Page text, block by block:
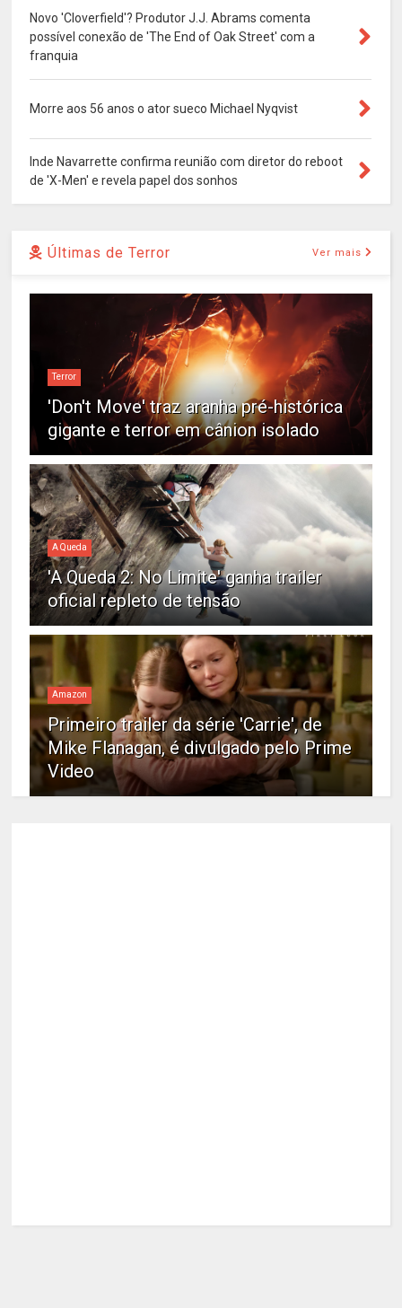
Novo 'Cloverfield'? Produtor J.J. Abrams comenta
possível conexão de 'The End of Oak Street' com a
franquia
Morre aos 56 anos o ator sueco Michael Nyqvist
Inde Navarrette confirma reunião com diretor do reboot
de 'X-Men' e revela papel dos sonhos
Últimas de Terror Ver mais
Terror
'Don't Move' traz aranha pré-histórica
gigante e terror em cânion isolado
A Queda
'A Queda 2: No Limite' ganha trailer
oficial repleto de tensão
Amazon
Primeiro trailer da série 'Carrie', de
Mike Flanagan, é divulgado pelo Prime
Video